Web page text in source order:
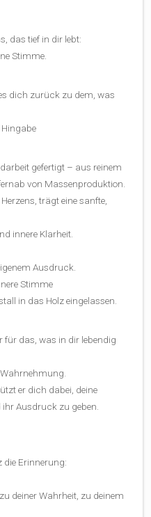
das tief in dir lebt:
Stimme.
dich zurück zu dem, was
gefertigt – aus reinem
von Massenproduktion.
trägt eine sanfte,
innere Klarheit.
Ausdruck.
Stimme
in das Holz eingelassen.
für das, was in dir lebendig
er dich dabei, deine
Ausdruck zu geben.
die Erinnerung:
deiner Wahrheit, zu deinem